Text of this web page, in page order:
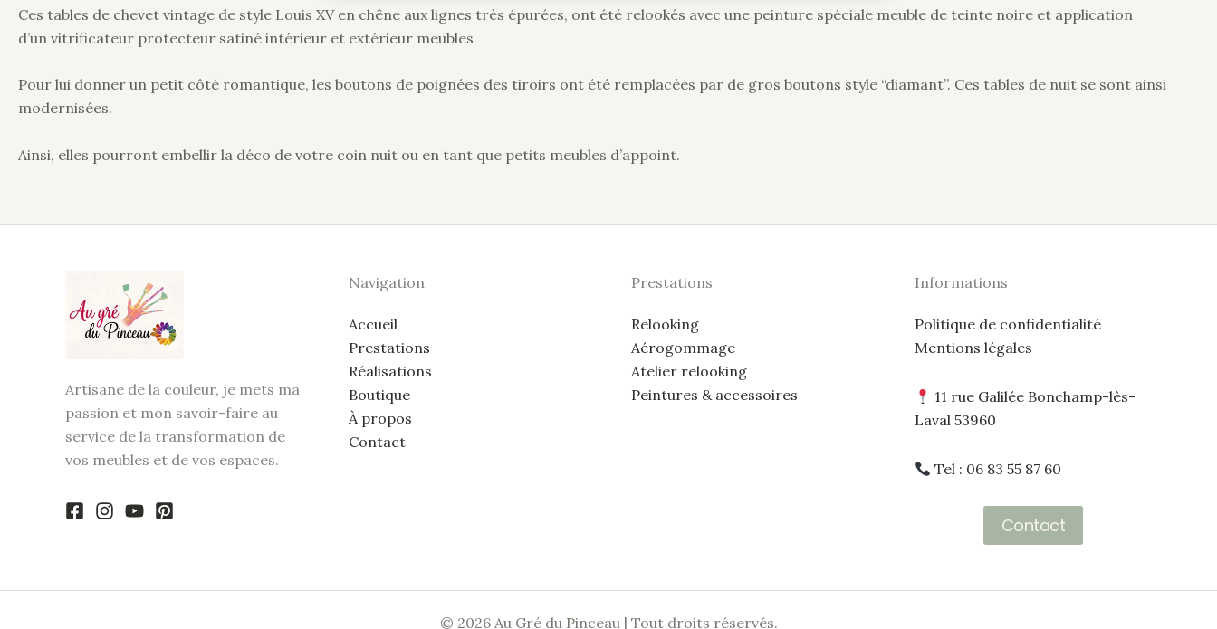
Ces tables de chevet vintage de style Louis XV en chêne aux lignes très épurées, ont été relookés avec une peinture spéciale meuble de teinte noire et application
d’un vitrificateur protecteur satiné intérieur et extérieur meubles
Pour lui donner un petit côté romantique, les boutons de poignées des tiroirs ont été remplacées par de gros boutons style “diamant”. Ces tables de nuit se sont ainsi
modernisées.
Ainsi, elles pourront embellir la déco de votre coin nuit ou en tant que petits meubles d’appoint.
Artisane de la couleur, je mets ma
passion et mon savoir-faire au
service de la transformation de
vos meubles et de vos espaces.
Navigation
Accueil
Prestations
Réalisations
Boutique
À propos
Contact
Prestations
Relooking
Aérogommage
Atelier relooking
Peintures & accessoires
Informations
Politique de confidentialité
Mentions légales
11 rue Galilée Bonchamp-lès-
Laval 53960
Tel : 06 83 55 87 60
Contact
© 2026 Au Gré du Pinceau | Tout droits réservés.